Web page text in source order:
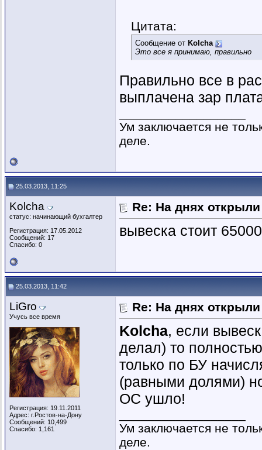
Цитата:
Сообщение от Kolcha
Это все я принимаю, правильно
Правильно все в
выплачена зар
Ум заключается не
деле.
25.03.2013, 11:25
Kolcha
статус: начинающий бухгалтер
Регистрация: 17.05.2012
Сообщений: 17
Спасибо: 0
Re: На днях
вывеска стоит
25.03.2013, 11:42
LiGro
Учусь все время
Регистрация: 19.11.2011
Адрес: г.Ростов-на-Дону
Сообщений: 10,499
Спасибо: 1,161
Re: На днях
Kolcha, если
делал) то
только по БУ
(равными долями)
ОС ушло!
Ум заключается не
деле.